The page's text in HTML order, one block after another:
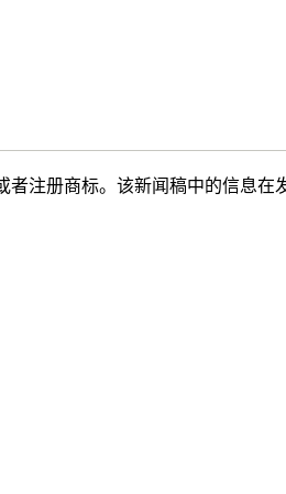
注册商标。该新闻稿中的信息